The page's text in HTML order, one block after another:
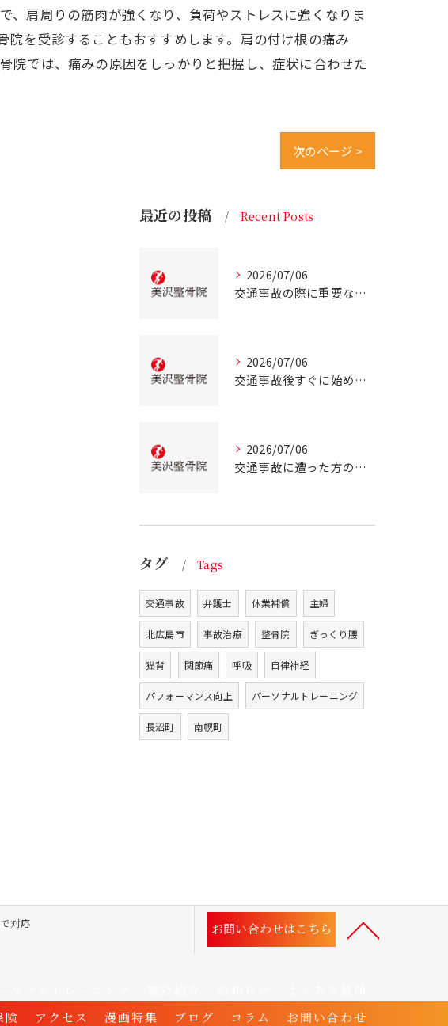
、肩周りの筋肉が強くなり、負荷やストレスに強くなりま
を受診することもおすすめします。肩の付け根の痛み
院では、痛みの原因をしっかりと把握し、症状に合わせた
次のページ >
最近の投稿 Recent Posts
2026/07/06
交通事故の際に重要な事故治療北海道北広島市での最適な通院先の選び方
2026/07/06
交通事故後すぐに始める事故治療北海道北広島市での正しい行動とは
2026/07/06
交通事故に遭った方のための北海道北広島市での事故治療と安心サポートガイド
タグ Tags
交通事故 弁護士 休業補償 主婦
北広島市 事故治療 整骨院 ぎっくり腰
猫背 関節痛 呼吸 自律神経
パフォーマンス向上 パーソナルトレーニング
長沼町 南幌町
対応
お問い合わせはこちら
険 アクセス 漫画特集 ブログ コラム お問い合わせ